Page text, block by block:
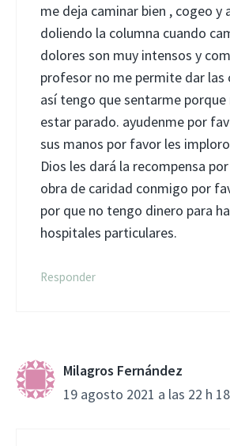
me deja caminar bien , cogeo y
doliendo la columna cuando
dolores son muy intensos y
profesor no me permite dar las
así tengo que sentarme
estar parado. ayudenme por
sus manos por favor les
Dios les dará la recompensa
obra de caridad conmigo por
por que no tengo dinero para
hospitales particulares.
Responder
Milagros Fernández
19 agosto 2021 a las 22 h